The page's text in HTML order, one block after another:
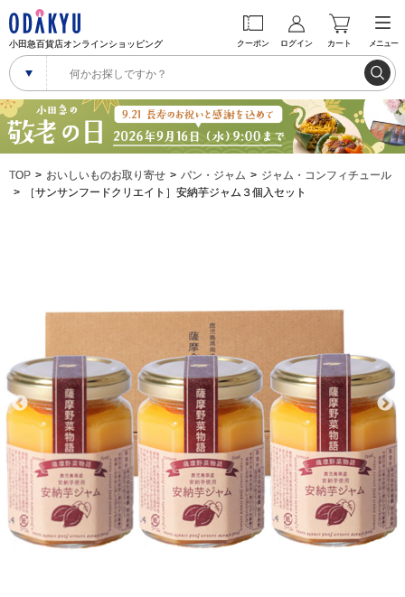
小田急百貨店オンラインショッピング クーポン ログイン カート メニュー
TOP おいしいものお取り寄せ パン・ジャム
ジャム・コンフィチュール
［サンサンフードクリエイト］安納芋ジャム３個入セット